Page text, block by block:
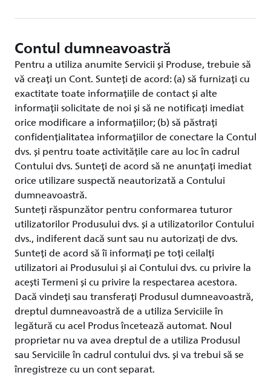
Contul dumneavoastră
Pentru a utiliza anumite Servicii și Produse, trebuie să
vă creați un Cont. Sunteți de acord: (a) să furnizați cu
exactitate toate informațiile de contact și alte
informații solicitate de noi și să ne notificați imediat
orice modificare a informațiilor; (b) să păstrați
confidențialitatea informațiilor de conectare la Contul
dvs. și pentru toate activitățile care au loc în cadrul
Contului dvs. Sunteți de acord să ne anunțați imediat
orice utilizare suspectă neautorizată a Contului
dumneavoastră.
Sunteți răspunzător pentru conformarea tuturor
utilizatorilor Produsului dvs. și a utilizatorilor Contului
dvs., indiferent dacă sunt sau nu autorizați de dvs.
Sunteți de acord să îi informați pe toți ceilalți
utilizatori ai Produsului și ai Contului dvs. cu privire la
acești Termeni și cu privire la respectarea acestora.
Dacă vindeți sau transferați Produsul dumneavoastră,
dreptul dumneavoastră de a utiliza Serviciile în
legătură cu acel Produs încetează automat. Noul
proprietar nu va avea dreptul de a utiliza Produsul
sau Serviciile în cadrul contului dvs. și va trebui să se
înregistreze cu un cont separat.